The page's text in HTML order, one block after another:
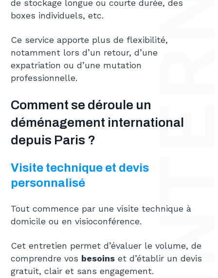
de stockage longue ou courte durée, des
boxes individuels, etc.
Ce service apporte plus de flexibilité,
notamment lors d’un retour, d’une
expatriation ou d’une mutation
professionnelle.
Comment se déroule un
déménagement international
depuis Paris ?
Visite technique et devis
personnalisé
Tout commence par une visite technique à
domicile ou en visioconférence.
Cet entretien permet d’évaluer le volume, de
comprendre vos besoins et d’établir un devis
gratuit, clair et sans engagement.